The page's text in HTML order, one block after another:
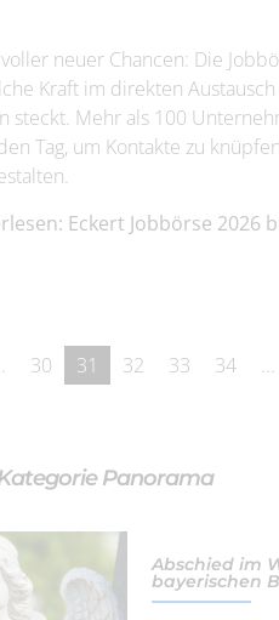
neuer Chancen: Die
Kraft im direkten
steckt. Mehr als 100
Tag, um Kontakte zu
Eckert Jobbörse 2026
30 31 32 33 34 ...
Panorama
Abschied im
bayerischen